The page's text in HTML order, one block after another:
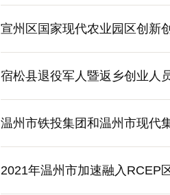
宣州区国家现代农业园区创新
宿松县退役军人暨返乡创业人
温州市铁投集团和温州市现代
2021年温州市加速融入RCEP